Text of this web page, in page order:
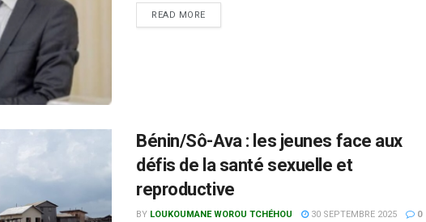
READ MORE
Bénin/Sô-Ava : les jeunes face aux
défis de la santé sexuelle et
reproductive
BY LOUKOUMANE WOROU TCHÉHOU 30 SEPTEMBRE 2025 0